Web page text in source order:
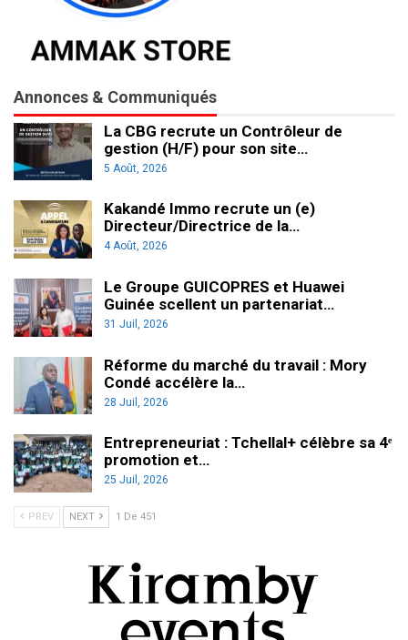
Annonces & Communiqués
La CBG recrute un Contrôleur de
gestion (H/F) pour son site…
5 Août, 2026
Kakandé Immo recrute un (e)
Directeur/Directrice de la…
4 Août, 2026
Le Groupe GUICOPRES et Huawei
Guinée scellent un partenariat…
31 Juil, 2026
Réforme du marché du travail : Mory
Condé accélère la…
28 Juil, 2026
Entrepreneuriat : Tchellal+ célèbre sa 4ᵉ
promotion et…
25 Juil, 2026
PREV NEXT 1 De 451